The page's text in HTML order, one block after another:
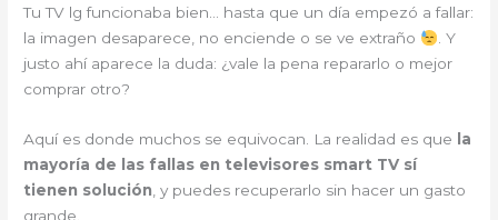
Tu TV lg funcionaba bien… hasta que un día empezó a fallar:
la imagen desaparece, no enciende o se ve extraño
. Y
justo ahí aparece la duda: ¿vale la pena repararlo o mejor
comprar otro?
Aquí es donde muchos se equivocan. La realidad es que
la
mayoría de las fallas en televisores smart TV sí
tienen solución , y puedes recuperarlo sin hacer un gasto
grande.